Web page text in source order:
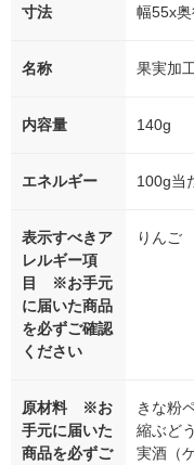
寸法 幅55x
名称 果実加
内容量 140g
エネルギー 100g当
表示すべきア
レルギー項
目 ※お手元
に届いた商品
を必ずご確認
ください
りんご
原材料 ※お
手元に届いた
商品を必ずご
きな粉
縮ぶど
実酒（